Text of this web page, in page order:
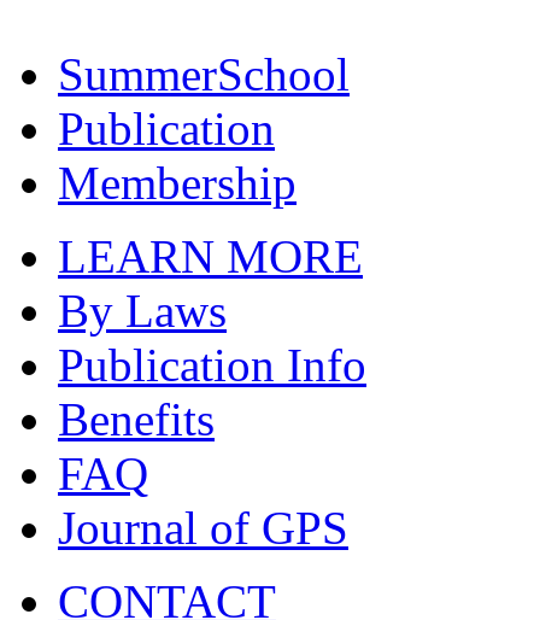
SummerSchool
Publication
Membership
LEARN MORE
By Laws
Publication Info
Benefits
FAQ
Journal of GPS
CONTACT